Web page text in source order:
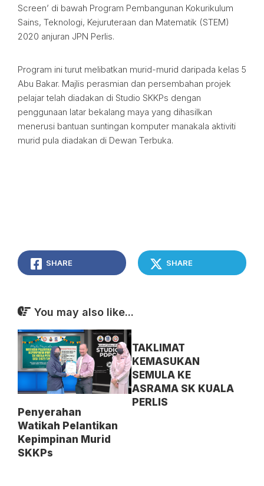
Screen’ di bawah Program Pembangunan Kokurikulum
Sains, Teknologi, Kejuruteraan dan Matematik (STEM)
2020 anjuran JPN Perlis.
Program ini turut melibatkan murid-murid daripada kelas 5
Abu Bakar. Majlis perasmian dan persembahan projek
pelajar telah diadakan di Studio SKKPs dengan
penggunaan latar bekalang maya yang dihasilkan
menerusi bantuan suntingan komputer manakala aktiviti
murid pula diadakan di Dewan Terbuka.
SHARE SHARE
You may also like...
Penyerahan
Watikah Pelantikan
Kepimpinan Murid
SKKPs
TAKLIMAT
KEMASUKAN
SEMULA KE
ASRAMA SK KUALA
PERLIS